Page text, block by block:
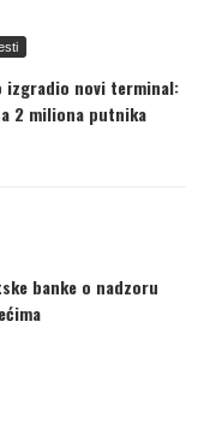
izgradio novi terminal:
2 miliona putnika
banke o nadzoru